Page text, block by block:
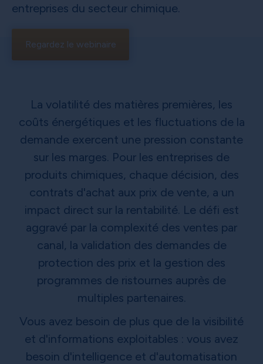
entreprises du secteur chimique.
Regardez le webinaire
La volatilité des matières premières, les
coûts énergétiques et les fluctuations de la
demande exercent une pression constante
sur les marges. Pour les entreprises de
produits chimiques, chaque décision, des
contrats d'achat aux prix de vente, a un
impact direct sur la rentabilité. Le défi est
aggravé par la complexité des ventes par
canal, la validation des demandes de
protection des prix et la gestion des
programmes de ristournes auprès de
multiples partenaires.
Vous avez besoin de plus que de la visibilité
et d'informations exploitables : vous avez
besoin d'intelligence et d'automatisation